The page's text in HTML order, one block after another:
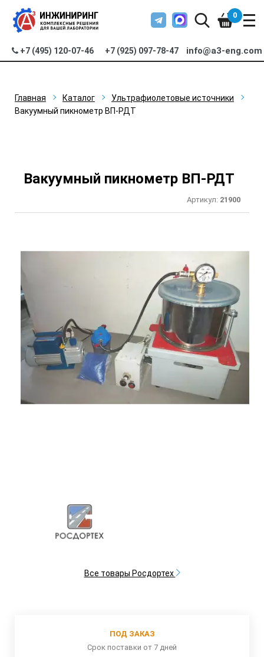
+7 (495) 120-07-46 +7 (925) 097-78-47 info@a3-eng.com
0
Главная Каталог
Ультрафиолетовые источники
Вакуумный пикнометр ВП-РДТ
Вакуумный пикнометр ВП-РДТ
Артикул: 21900
Все товары Росдортех
ПОД ЗАКАЗ
Срок поставки от 7 дней